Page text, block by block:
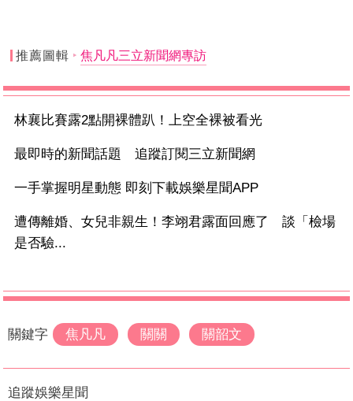
推薦圖輯 焦凡凡三立新聞網專訪
林襄比賽露2點開裸體趴！上空全裸被看光
最即時的新聞話題 追蹤訂閱三立新聞網
一手掌握明星動態 即刻下載娛樂星聞APP
遭傳離婚、女兒非親生！李翊君露面回應了 談「檢場
是否驗...
關鍵字 焦凡凡 關關 關韶文
追蹤娛樂星聞